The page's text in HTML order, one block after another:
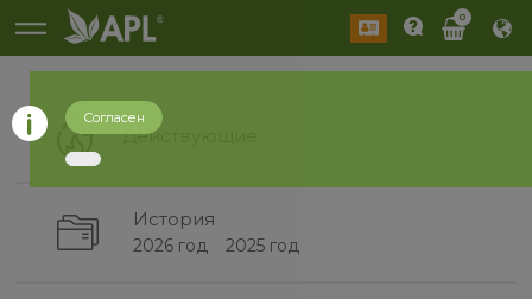
0
Действующие
История
2026 год 2025 год
Согласен